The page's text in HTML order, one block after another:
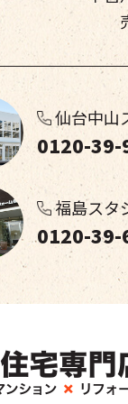
仙台中山
0120-39-
福島スタ
0120-39-